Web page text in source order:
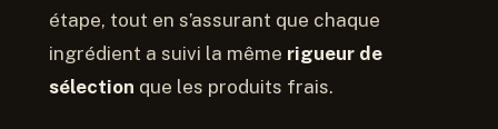
étape, tout en s’assurant que chaque
ingrédient a suivi la même rigueur de
sélection que les produits frais.